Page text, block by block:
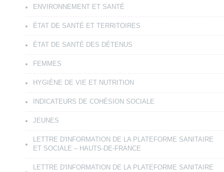
ENVIRONNEMENT ET SANTÉ
ÉTAT DE SANTÉ ET TERRITOIRES
ÉTAT DE SANTÉ DES DÉTENUS
FEMMES
HYGIÈNE DE VIE ET NUTRITION
INDICATEURS DE COHÉSION SOCIALE
JEUNES
LETTRE D'INFORMATION DE LA PLATEFORME SANITAIRE
ET SOCIALE – HAUTS-DE-FRANCE
LETTRE D'INFORMATION DE LA PLATEFORME SANITAIRE